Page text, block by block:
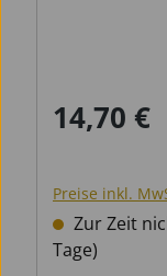
Regulärer
14,70 €
Preise inkl.
Zur Zeit
Tage)